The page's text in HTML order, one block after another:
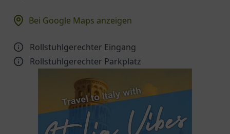
Bei Google Maps anzeigen
Rollstuhlgerechter Eingang
Rollstuhlgerechter Parkplatz